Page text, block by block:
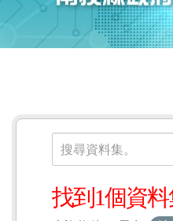
資料集
搜尋資料集。
找到1個資